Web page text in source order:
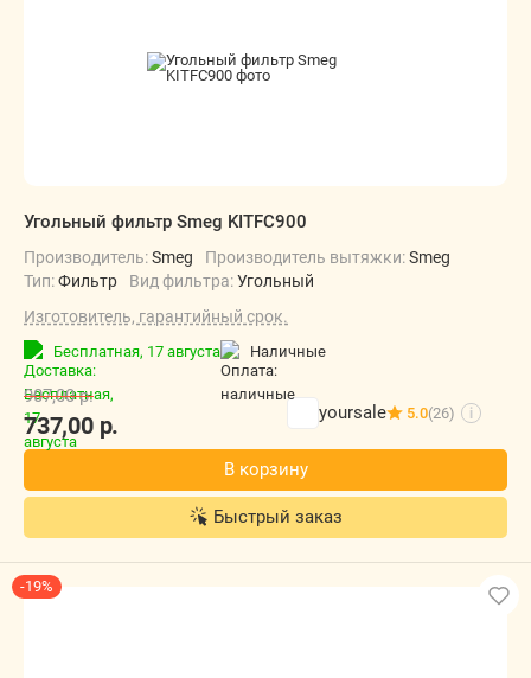
Угольный фильтр Smeg KITFC900
Производитель:Smeg Производитель вытяжки:Smeg
Тип:Фильтр Вид фильтра:Угольный
Изготовитель, гарантийный срок.
Бесплатная, 17 августа наличные
737,00р.
907,00р.
yoursale 5.0(26) i
В корзину
Быстрый заказ
-19%